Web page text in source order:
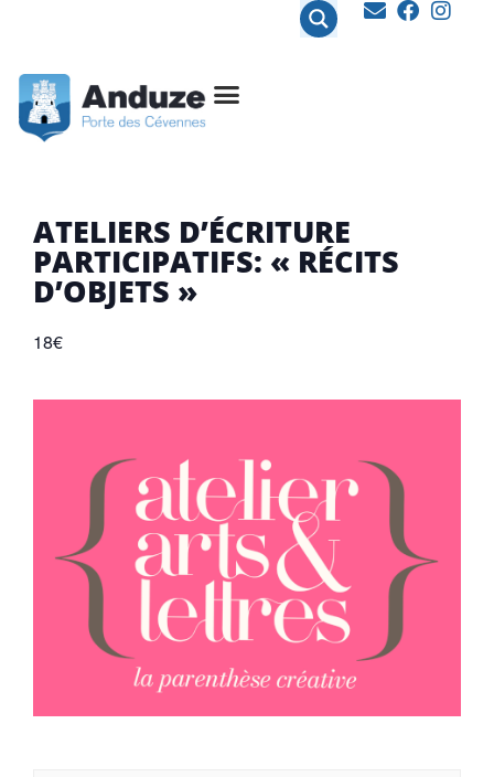
ATELIERS D’ÉCRITURE
PARTICIPATIFS: « RÉCITS
D’OBJETS »
18€